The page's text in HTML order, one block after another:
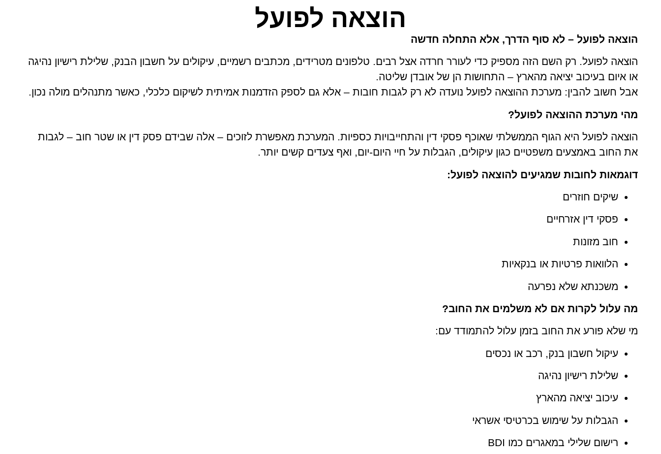
הוצאה לפועל
הוצאה לפועל – לא סוף הדרך, אלא התחלה חדשה
הוצאה לפועל. רק השם הזה מספיק כדי לעורר חרדה אצל רבים. טלפונים מטרידים, מכתבים רשמיים, עיקולים על חשבון הבנק, שלילת רישיון נהיגה
או איום בעיכוב יציאה מהארץ – התחושות הן של אובדן שליטה.
אבל חשוב להבין: מערכת ההוצאה לפועל נועדה לא רק לגבות חובות – אלא גם לספק הזדמנות אמיתית לשיקום כלכלי, כאשר מתנהלים מולה נכון.
מהי מערכת ההוצאה לפועל?
הוצאה לפועל היא הגוף הממשלתי שאוכף פסקי דין והתחייבויות כספיות. המערכת מאפשרת לזוכים – אלה שבידם פסק דין או שטר חוב – לגבות
את החוב באמצעים משפטיים כגון עיקולים, הגבלות על חיי היום-יום, ואף צעדים קשים יותר.
דוגמאות לחובות שמגיעים להוצאה לפועל:
שיקים חוזרים
פסקי דין אזרחיים
חוב מזונות
הלוואות פרטיות או בנקאיות
משכנתא שלא נפרעה
מה עלול לקרות אם לא משלמים את החוב?
מי שלא פורע את החוב בזמן עלול להתמודד עם:
עיקול חשבון בנק, רכב או נכסים
שלילת רישיון נהיגה
עיכוב יציאה מהארץ
הגבלות על שימוש בכרטיסי אשראי
רישום שלילי במאגרים כמו BDI